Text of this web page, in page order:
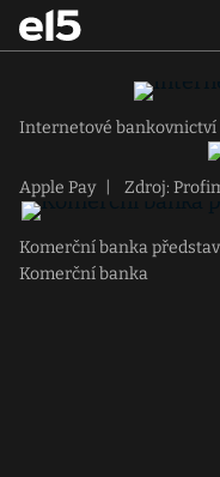
Internetové bankovnictví
Apple Pay Zdroj:
Komerční banka
Komerční banka